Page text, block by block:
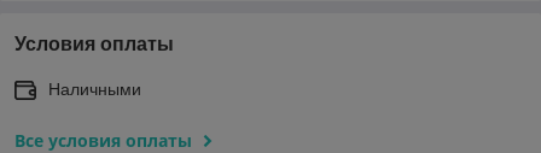
Условия оплаты
Наличными
Все условия оплаты